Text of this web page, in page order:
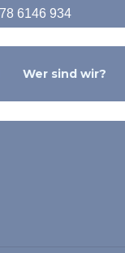
6146 934
Wer sind wir?